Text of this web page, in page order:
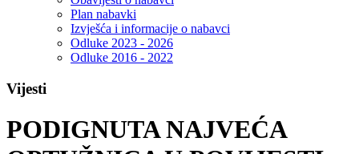
Plan nabavki
Izvješća i informacije o nabavci
Odluke 2023 - 2026
Odluke 2016 - 2022
Vijesti
PODIGNUTA NAJVEĆA